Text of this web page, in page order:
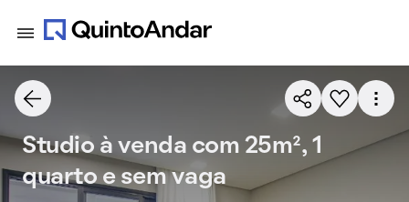
Studio à venda com 25m², 1
quarto e sem vaga